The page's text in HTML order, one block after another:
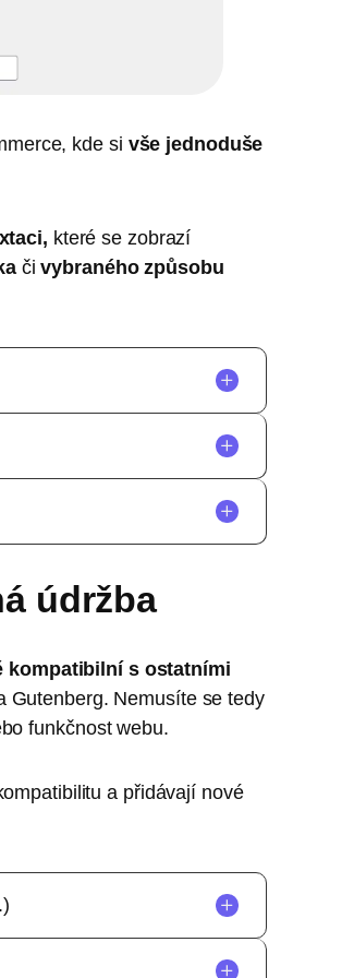
kde si vše jednoduše
které se zobrazí
čivybraného způsobu
aktivní.nebo využívat výchozí
zajistí pravidelnou
stav objednávky podle
údržba
kompatibilní s ostatními
Gutenberg. Nemusíte se tedy
funkčnost webu.
a přidávají nové